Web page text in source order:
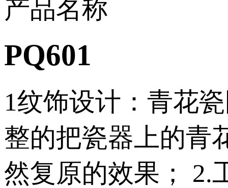
产品名称
PQ601
1纹饰设计：青花
整的把瓷器上的青
然复原的效果； 2.